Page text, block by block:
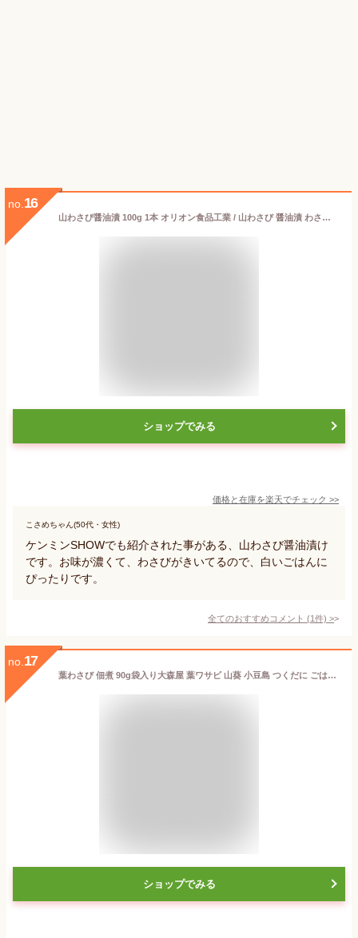
no. 16
山わさび醤油漬 100g 1本 オリオン食品工業 / 山わさび 醤油漬 わさび ケンミンSHOW テレビ wasabi 北海道 オリオン食品 御歳暮 お土産 ご飯のお供
ショップでみる
価格と在庫を楽天でチェック >>
こさめちゃん(50代・女性)
ケンミンSHOWでも紹介された事がある、山わさび醤油漬け
です。お味が濃くて、わさびがきいてるので、白いごはんに
ぴったりです。
全てのおすすめコメント (1件) >
no. 17
葉わさび 佃煮 90g袋入り大森屋 葉ワサビ 山葵 小豆島 つくだに ごはんのお供 ポイント消化
ショップでみる